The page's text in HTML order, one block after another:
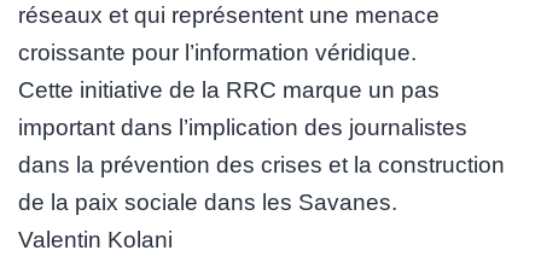
réseaux et qui représentent une menace
croissante pour l’information véridique.
Cette initiative de la RRC marque un pas
important dans l’implication des journalistes
dans la prévention des crises et la construction
de la paix sociale dans les Savanes.
Valentin Kolani